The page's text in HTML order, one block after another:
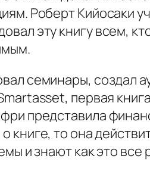
Роберт Кийосаки
эту книгу всем,
семинары, создал
первая
представила
о книге, то она
и знают как это все